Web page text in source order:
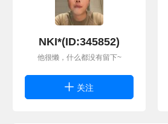
NKI*(ID:345852)
他很懒，什么都没有留下~
关注